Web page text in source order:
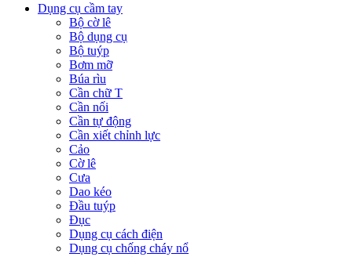
Dụng cụ cầm tay
Bộ cờ lê
Bộ dụng cụ
Bộ tuýp
Bơm mỡ
Búa rìu
Cần chữ T
Cần nối
Cần tự động
Cần xiết chỉnh lực
Cảo
Cờ lê
Cưa
Dao kéo
Đầu tuýp
Đục
Dụng cụ cách điện
Dụng cụ chống cháy nổ